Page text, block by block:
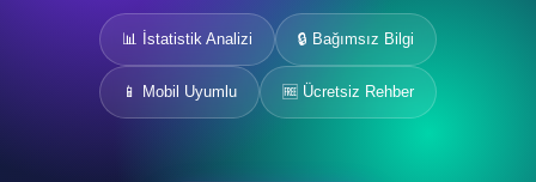
📊 İstatistik Analizi 🔒 Bağımsız Bilgi
📱 Mobil Uyumlu 🆓 Ücretsiz Rehber